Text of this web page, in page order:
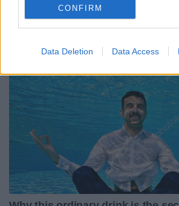
CONFIRM
Data Deletion Data Access